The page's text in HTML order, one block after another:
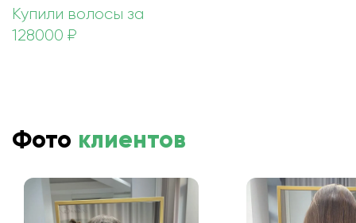
Купили волосы за
128000 ₽
Фото клиентов